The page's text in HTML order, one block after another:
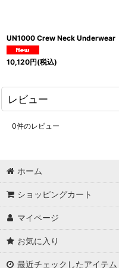
UN1000 Crew Neck Underwear
10,120円(税込)
レビュー
0件のレビュー
ホーム
ショッピングカート
マイページ
お気に入り
最近チェックしたアイテム